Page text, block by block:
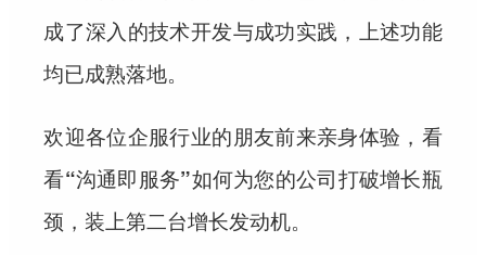
成了深入的技术开发与成功实践，上述功能
均已成熟落地。
欢迎各位企服行业的朋友前来亲身体验，看
看“沟通即服务”如何为您的公司打破增长瓶
颈，装上第二台增长发动机。